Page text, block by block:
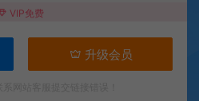
VIP免费
升级会员